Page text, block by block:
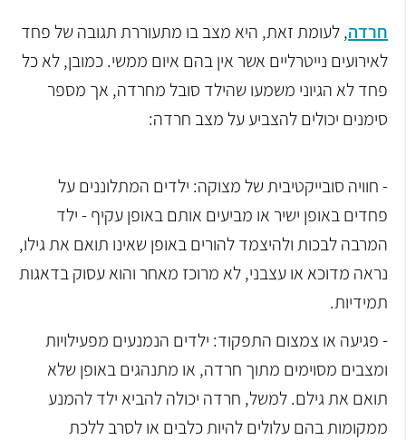
חרדה, לעומת זאת, היא מצב בו מתעוררת תגובה של פחד
לאירועים נייטרליים אשר אין בהם איום ממשי. כמובן, לא כל
פחד לא הגיוני משמעו שהילד סובל מחרדה, אך מספר
סימנים יכולים להצביע על מצב חרדה:
- חוויה סובייקטיבית של מצוקה: ילדים המתלוננים על
פחדים באופן ישיר או מביעים אותם באופן עקיף - ילד
המרבה לבכות ולהיצמד להורים באופן שאינו תואם את גילו,
נראה מדוכא או עצבני, לא מרוכז מאחר והוא עסוק בדאגות
תמידיות.
- פגיעה או צמצום התפקוד: ילדים הנמנעים מפעילויות
ומצבים מסוימים מתוך חרדה, או מתנהגים באופן שלא
תואם את גילם. למשל, חרדה יכולה להביא ילד להמנע
ממקומות בהם עלולים להיות כלבים או לסרב ללכת